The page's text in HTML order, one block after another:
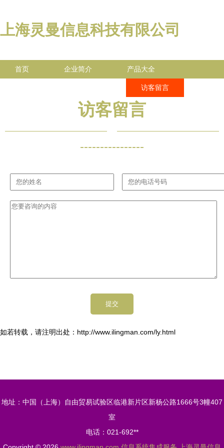
上海灵曼信息科技有限公司
首页 企业简介 产品大全
访客留言
访客留言
----------------
如若转载，请注明出处：http://www.ilingman.com/ly.html
地址：中国（上海）自由贸易试验区临港新片区新杨公路1666号3幢407
室
电话：021-692**